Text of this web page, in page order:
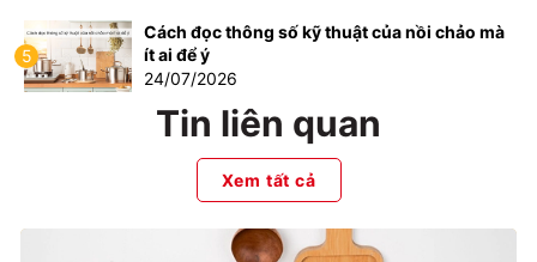
5
Cách đọc thông số kỹ thuật của nồi chảo mà
ít ai để ý
24/07/2026
Tin liên quan
Xem tất cả